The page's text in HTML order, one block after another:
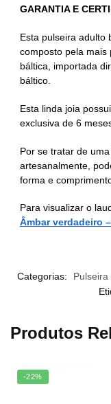
GARANTIA E
Esta pulseira adulto
composto pela mais
báltica, importada
báltico.
Esta linda joia
exclusiva de 6
Por se tratar de
artesanalmente,
forma e
Para visualizar o
Âmbar verdadeiro
Categorias:
Pulseira
Produtos
-22%